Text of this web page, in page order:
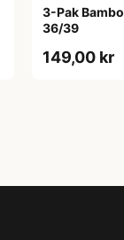
3-Pak
36/39
149,00 kr